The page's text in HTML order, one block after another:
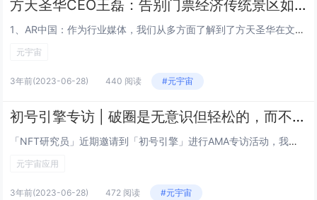
方天圣华CEO王磊：告别门票经济传统景区如何重塑文化自信
1、AR中国：作为行业媒体，我们从多方面了解到了方天圣华在文旅领域成绩斐然，您作为方天圣华的掌舵人，方便为大家解读一下方天圣华最初选择这个赛道的原因嘛？ 王磊先生:相信...
元宇宙
3年前(2023-06-28) 440 阅读 #元宇宙
初号引擎专访 | 破圈是无意识但轻松的，而不是刻意但困难的
「NFT研究员」近期邀请到「初号引擎」进行AMA专访活动，我们非常荣幸能与「初号引擎」负责人 -- AE进行本次专访，将围绕用户提问进行分享。 以下为完整的采访内容： 石神的迷妹： 现阶段数藏市场相对...
元宇宙应用
3年前(2023-06-28) 472 阅读 #元宇宙